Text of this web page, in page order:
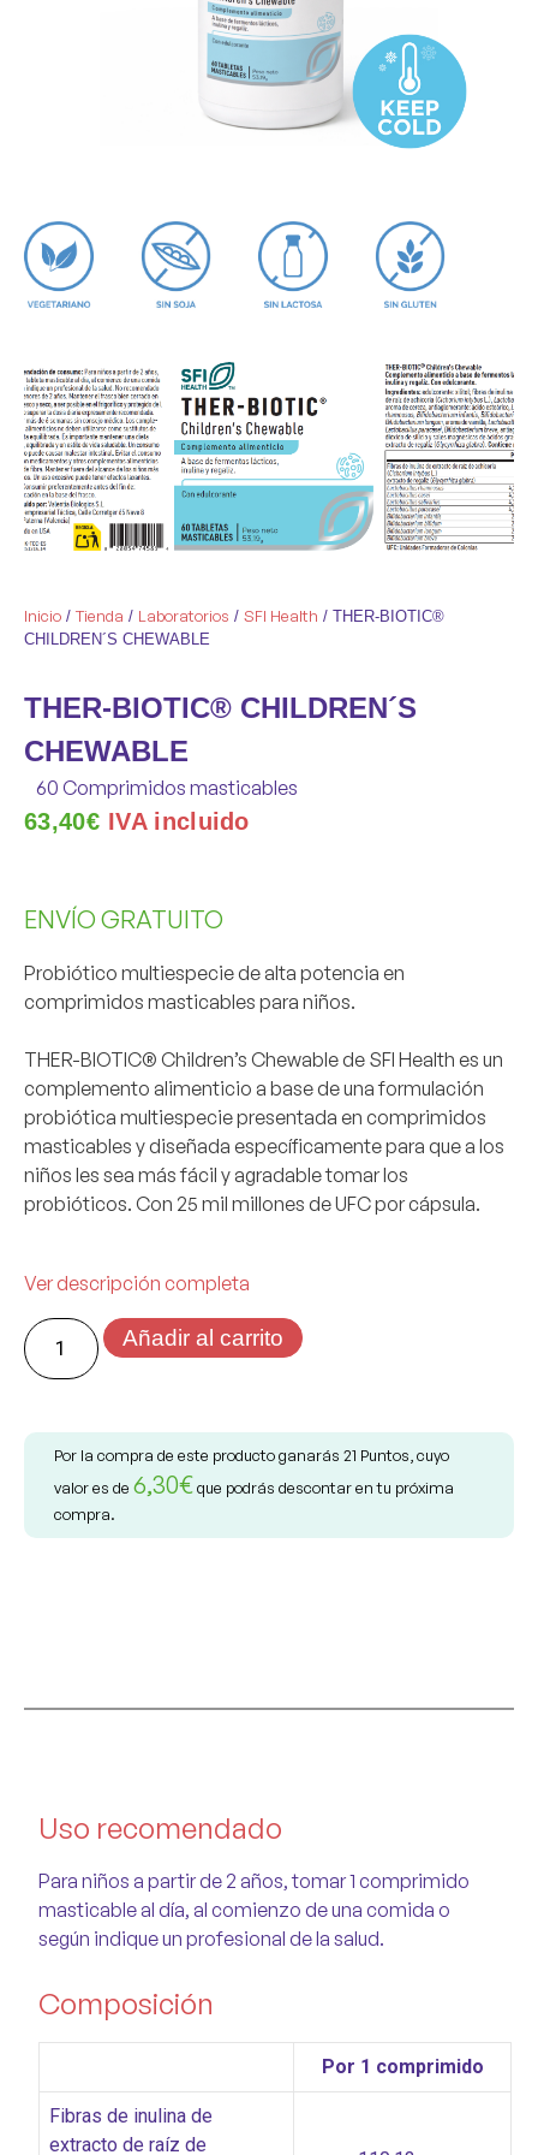
Inicio / Tienda / Laboratorios / SFI Health / THER-BIOTIC®
CHILDREN´S CHEWABLE
THER-BIOTIC® CHILDREN´S
CHEWABLE
60 Comprimidos masticables
63,40€ IVA incluido
ENVÍO GRATUITO
Probiótico multiespecie de alta potencia en
comprimidos masticables para niños.
THER-BIOTIC® Children’s Chewablede SFI Health es un
complemento alimenticio a base de una formulación
probiótica multiespecie presentada en comprimidos
masticables y diseñada específicamente para que a los
niños les sea más fácil y agradable tomar los
probióticos. Con 25 mil millones de UFC por cápsula.
Ver descripción completa
Añadir al carrito
Por la compra de este producto ganarás 21 Puntos, cuyo
valor es de 6,30€que podrás descontar en tu próxima
compra.
Uso recomendado
Para niños a partir de 2 años, tomar 1 comprimido
masticable al día, al comienzo de una comida o
según indique un profesional de la salud.
Composición
Por 1 comprimido
Fibras de inulina de
extracto de raíz de